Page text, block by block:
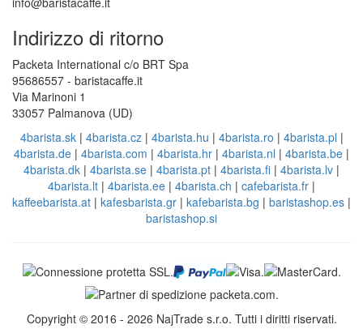
Indirizzo di ritorno
Packeta International c/o BRT Spa
95686557 - baristacaffe.it
Via Marinoni 1
33057 Palmanova (UD)
4barista.sk| 4barista.cz| 4barista.hu | 4barista.ro | 4barista.pl |
4barista.de | 4barista.com | 4barista.hr | 4barista.nl | 4barista.be |
4barista.dk | 4barista.se | 4barista.pt | 4barista.fi | 4barista.lv |
4barista.lt | 4barista.ee | 4barista.ch | cafebarista.fr |
kaffeebarista.at | kafesbarista.gr | kafebarista.bg | baristashop.es |
baristashop.si
Copyright © 2016 - 2026 NajTrade s.r.o. Tutti i diritti riservati.